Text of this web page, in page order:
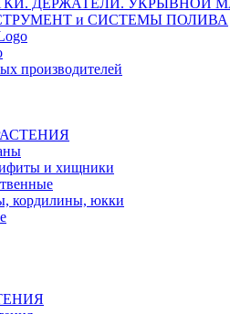
ДЕРЖАТЕЛИ. УКРЫВНОЙ
и СИСТЕМЫ ПОЛИВА
производителей
и хищники
кордилины, юкки